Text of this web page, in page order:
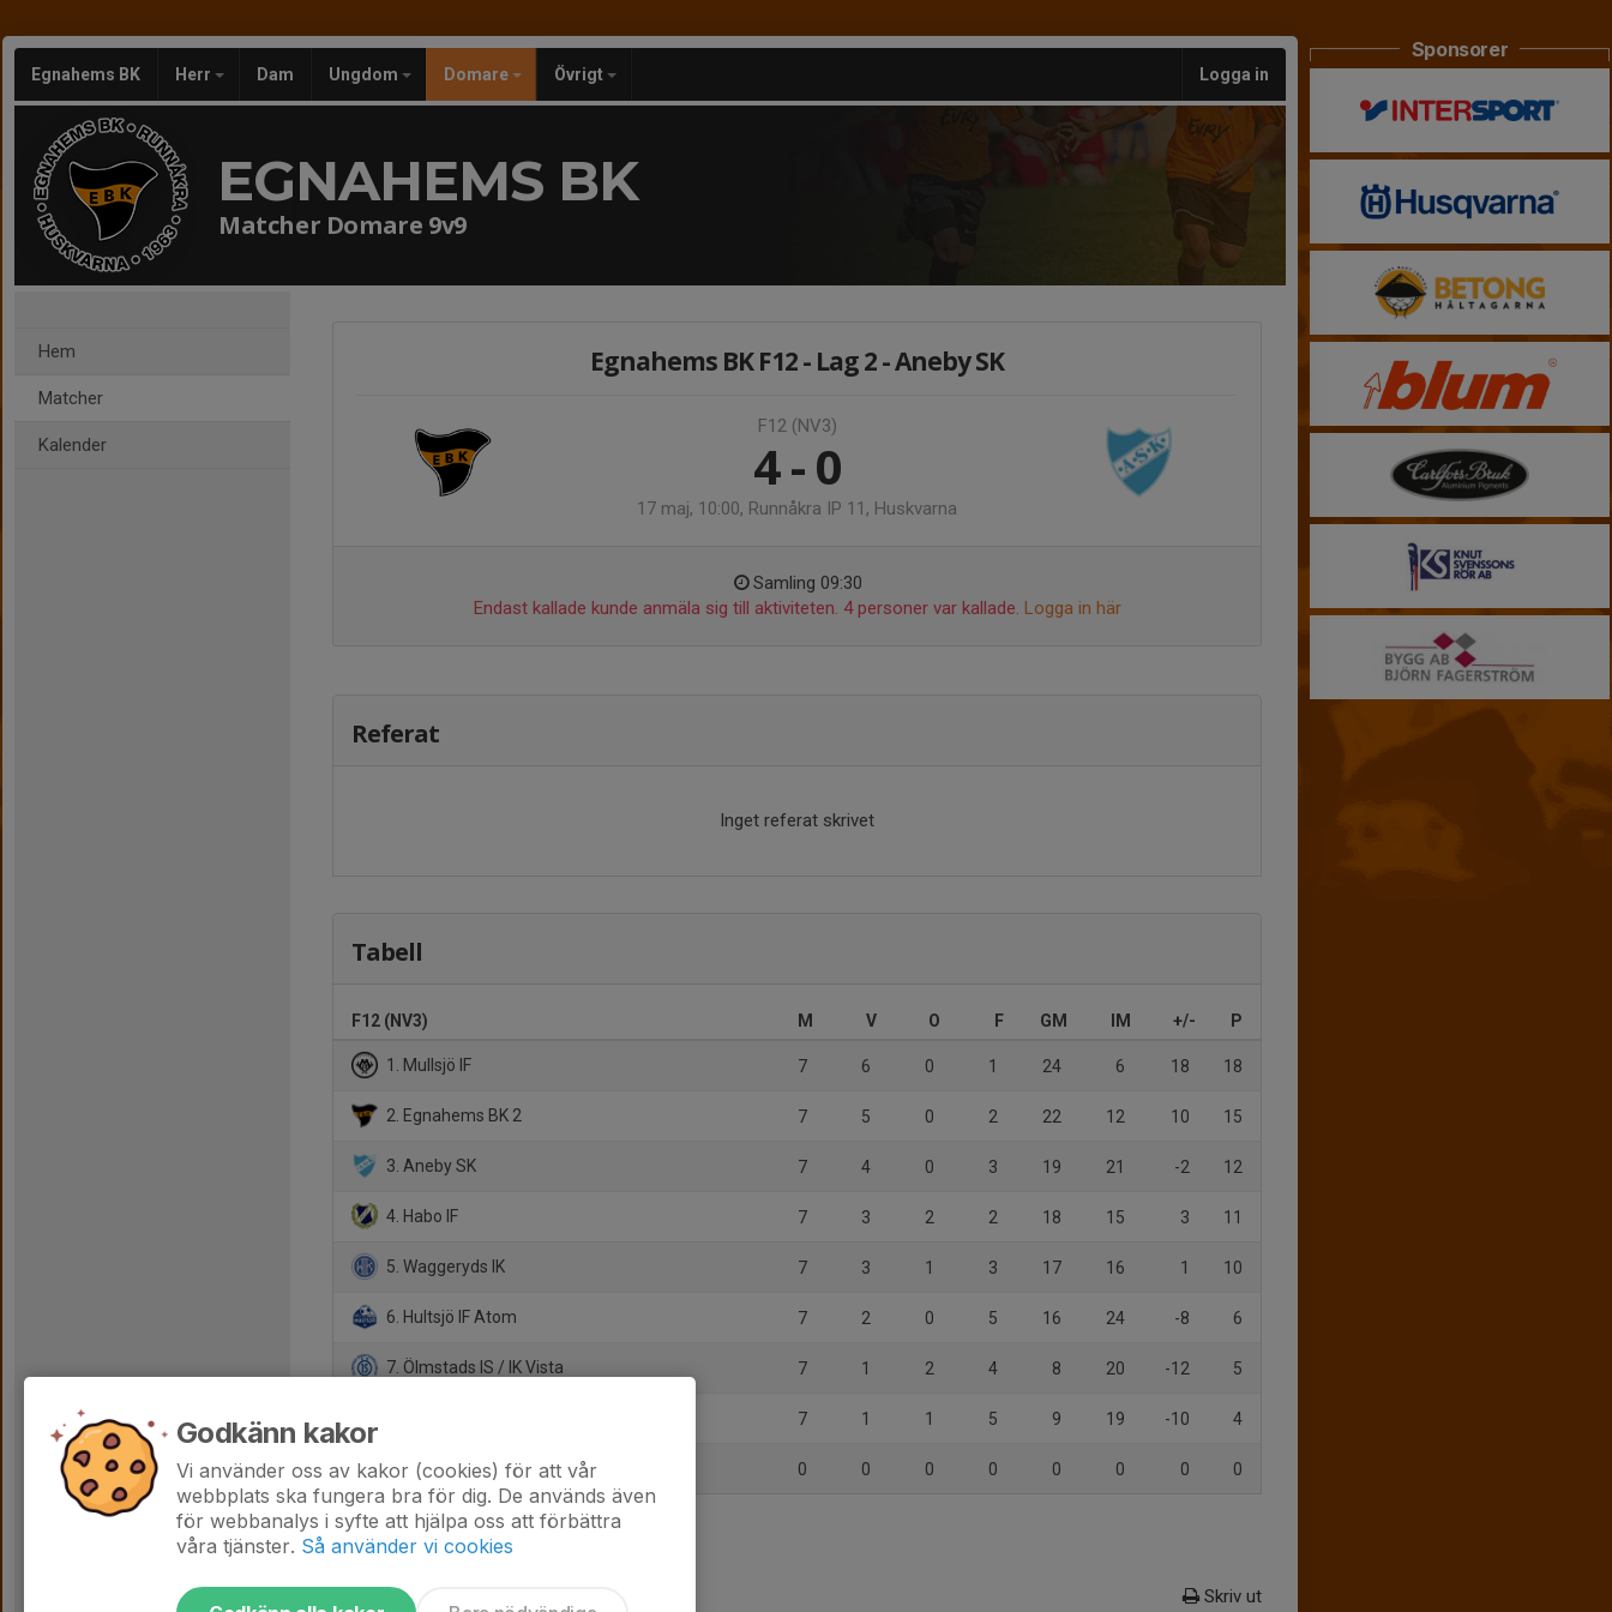
Egnahems BK Herr Dam Ungdom Domare Övrigt Logga in
EGNAHEMS BK
Matcher Domare 9v9
Hem
Matcher
Kalender
Egnahems BK F12 - Lag 2 - Aneby SK
F12 (NV3)
4 - 0
17 maj, 10:00, Runnåkra IP 11, Huskvarna
Samling 09:30
Endast kallade kunde anmäla sig till aktiviteten. 4 personer var kallade. Logga in här
Referat
Inget referat skrivet
Tabell
F12 (NV3) M V O F GM IM +/- P
1. Mullsjö IF 7 6 0 1 24 6 18 18
2. Egnahems BK 2 7 5 0 2 22 12 10 15
3. Aneby SK 7 4 0 3 19 21 -2 12
4. Habo IF 7 3 2 2 18 15 3 11
5. Waggeryds IK 7 3 1 3 17 16 1 10
6. Hultsjö IF Atom 7 2 0 5 16 24 -8 6
7. Ölmstads IS / IK Vista 7 1 2 4 8 20 -12 5
7 1 1 5 9 19 -10 4
9. Forserums IF 2 0 0 0 0 0 0 0 0
Skriv ut
Sponsorer
Godkänn kakor
Vi använder oss av kakor (cookies) för att vår
webbplats ska fungera bra för dig. De används även
för webbanalys i syfte att hjälpa oss att förbättra
våra tjänster. Så använder vi cookies